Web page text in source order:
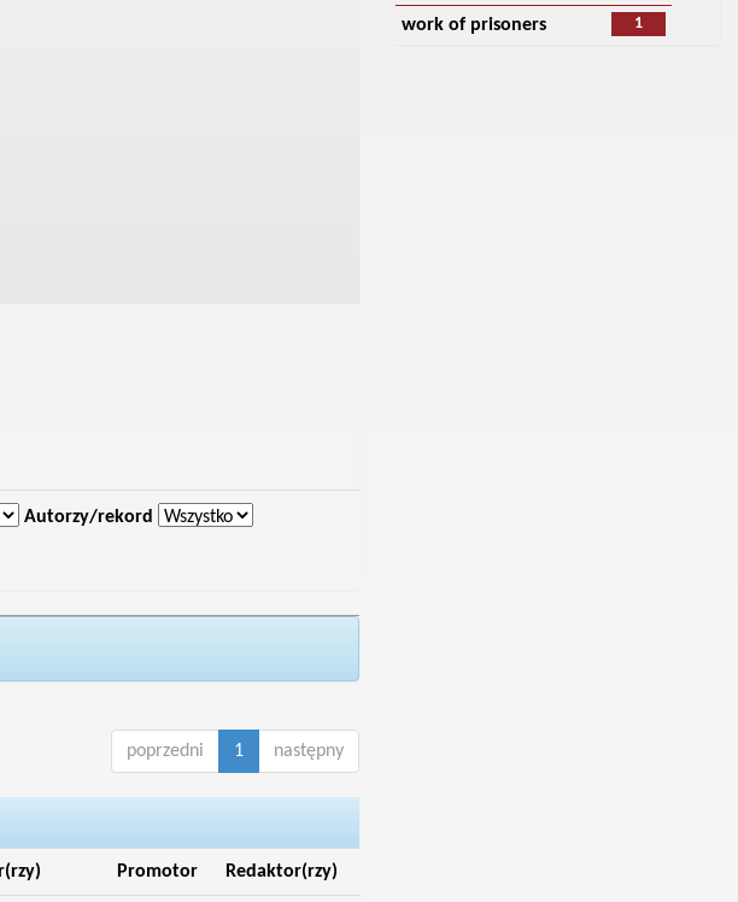
Autorzy/rekord
poprzedni 1 następny
Promotor Redaktor(rzy)
1
work of prisoners